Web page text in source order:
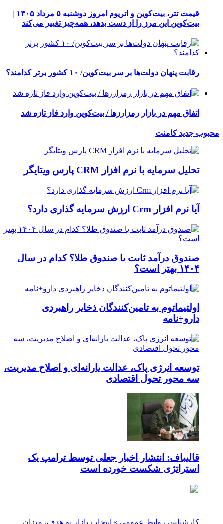
قیمت تتر، بیت‌کوین و اتریوم امروز دوشنبه ۵ مرداد ۱۴۰۵ |
بیت‌کوین این مرز را از دست بدهد، همه‌چیز تغییر می‌کند
رقابت پنهان دولت‌ها بر سر بیت‌کوین/ ۱۰ کشور برتر کدامند؟
اتفاق مهم در بازار رمزارزها / بیت‌کوین وارد فاز تازه شد
محبوب جدیدکامنت
تحلیل سرمایه با نرم افزار CRM پارس ویتایگر
آیا نرم افزار Crm ارزش سرمایه گذاری دارد؟
صندوق درآمد ثابت یا صندوق طلا؟ کدام در سال
۱۴۰۴ بهتر است؟
اولتیماتوم به تامین‌کنندگان ذخایر راهبردی
دارو+نامه
توسعه انرژی پاک، عدالت یارانه‌ای و اصلاح مدیریت،
سه محور تحول اقتصادی
قالیباف: انتشار اخبار جعلی توسط ترامپ یک
استراتژی شکست خورده است
کارشناس روابط عمومی » انتخاب بازار به هدف، میزان